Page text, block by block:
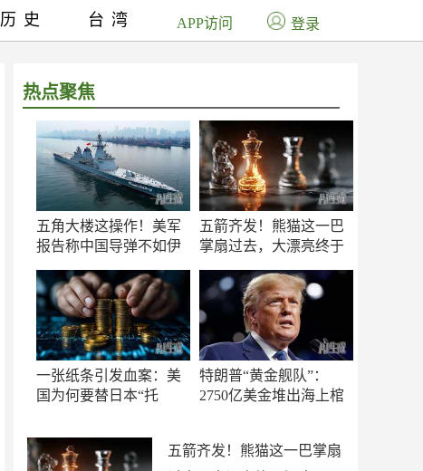
热点聚焦
五角大楼这操作！美军
报告称中国导弹不如伊
五箭齐发！熊猫这一巴
掌扇过去，大漂亮终于
一张纸条引发血案：美
国为何要替日本“托
特朗普“黄金舰队”：
2750亿美金堆出海上棺
五箭齐发！熊猫这一巴掌扇
历史 台湾 APP访问 登录